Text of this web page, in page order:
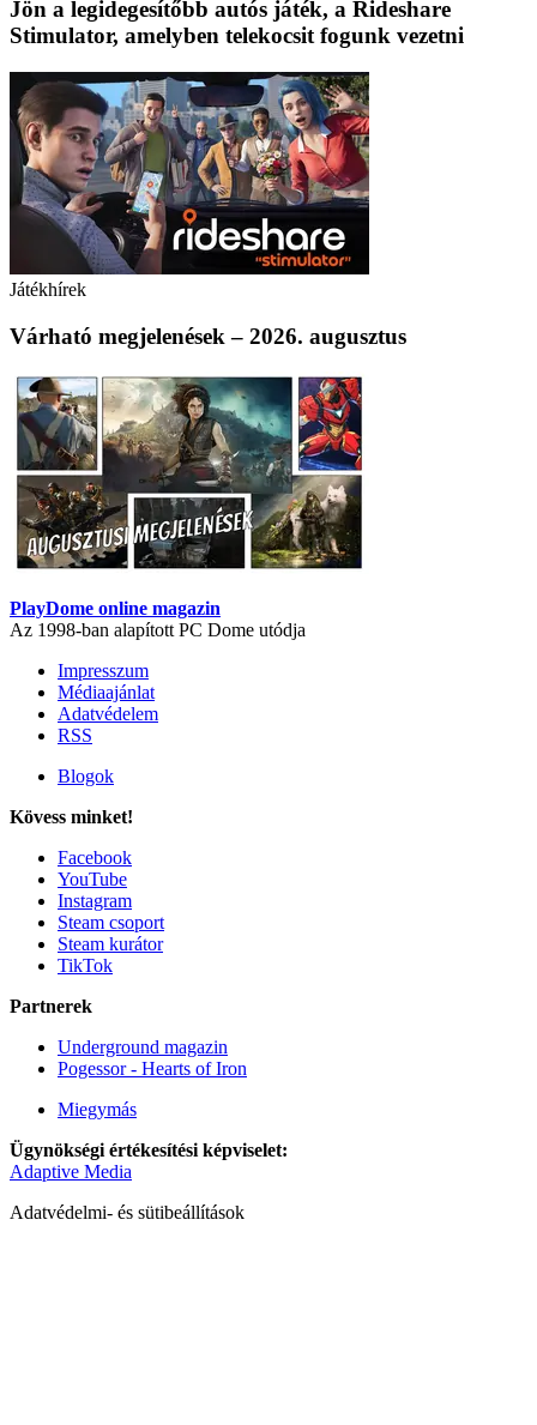
Jön a legidegesítőbb autós játék, a Rideshare
Stimulator, amelyben telekocsit fogunk vezetni
Játékhírek
Várható megjelenések – 2026. augusztus
PlayDome online magazin
Az 1998-ban alapított PC Dome utódja
Impresszum
Médiaajánlat
Adatvédelem
RSS
Blogok
Kövess minket!
Facebook
YouTube
Instagram
Steam csoport
Steam kurátor
TikTok
Partnerek
Underground magazin
Pogessor - Hearts of Iron
Miegymás
Ügynökségi értékesítési képviselet:
Adaptive Media
Adatvédelmi- és sütibeállítások